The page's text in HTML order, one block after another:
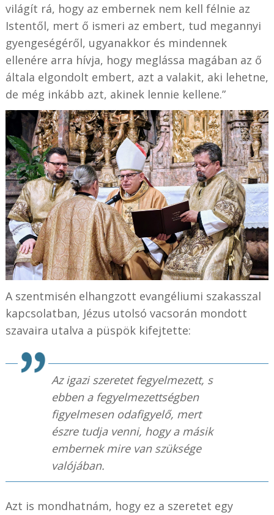
világít rá, hogy az embernek nem kell félnie az
Istentől, mert ő ismeri az embert, tud megannyi
gyengeségéről, ugyanakkor és mindennek
ellenére arra hívja, hogy meglássa magában az ő
általa elgondolt embert, azt a valakit, aki lehetne,
de még inkább azt, akinek lennie kellene.”
A szentmisén elhangzott evangéliumi szakasszal
kapcsolatban, Jézus utolsó vacsorán mondott
szavaira utalva a püspök kifejtette:
Az igazi szeretet fegyelmezett, s
ebben a fegyelmezettségben
figyelmesen odafigyelő, mert
észre tudja venni, hogy a másik
embernek mire van szüksége
valójában.
Azt is mondhatnám, hogy ez a szeretet egy